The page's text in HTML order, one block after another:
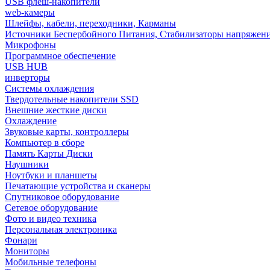
web-камеры
Шлейфы, кабели, переходники, Карманы
Источники Беспербойного Питания, Стабилизаторы
Микрофоны
Программное обеспечение
USB HUB
инверторы
Системы охлаждения
Твердотельные накопители SSD
Внешние жесткие диски
Охлаждение
Звуковые карты, контроллеры
Компьютер в сборе
Память Карты Диски
Наушники
Ноутбуки и планшеты
Печатающие устройства и сканеры
Спутниковое оборудование
Сетевое оборудование
Фото и видео техника
Персональная электроника
Фонари
Мониторы
Мобильные телефоны